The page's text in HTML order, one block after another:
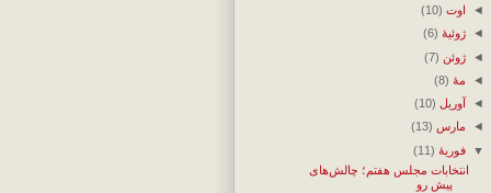
◄ اوت (10)
◄ژوئیهٔ (6)
◄ژوئن (7)
◄ مهٔ (8)
◄آوریل (10)
◄ مارس (13)
▼فوریهٔ (11)
انتخابات مجلس هفتم؛ چالش‌های
پیش رو